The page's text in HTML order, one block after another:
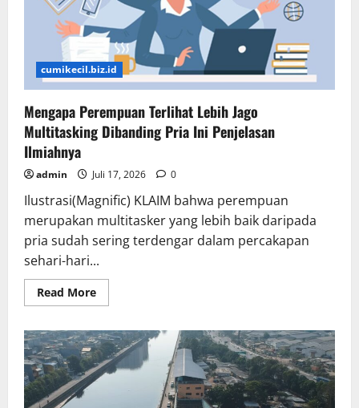
cumikecil.biz.id
Mengapa Perempuan Terlihat Lebih Jago
Multitasking Dibanding Pria Ini Penjelasan
Ilmiahnya
admin Juli 17, 2026 0
Ilustrasi(Magnific) KLAIM bahwa perempuan
merupakan multitasker yang lebih baik daripada
pria sudah sering terdengar dalam percakapan
sehari-hari...
Read MoreRead
more
Perempuan
Terlihat
Lebih
Jago
Multitasking
Dibanding